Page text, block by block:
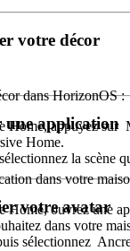
votre décor
dans HorizonOS :
Home, appuyez sur
Home.
la scène
une application
dans votre
Home, ouvrez une
dans votre
sélectionnez
votre avatar